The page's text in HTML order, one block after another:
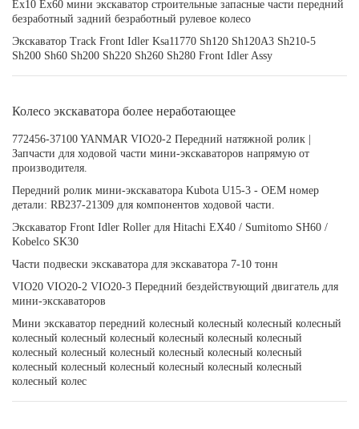
Ex10 Ex60 мини экскаватор строительные запасные части передний
безработный задний безработный рулевое колесо
Экскаватор Track Front Idler Ksa11770 Sh120 Sh120A3 Sh210-5
Sh200 Sh60 Sh200 Sh220 Sh260 Sh280 Front Idler Assy
Колесо экскаватора более неработающее
772456-37100 YANMAR VIO20-2 Передний натяжной ролик |
Запчасти для ходовой части мини-экскаваторов напрямую от
производителя.
Передний ролик мини-экскаватора Kubota U15-3 - OEM номер
детали: RB237-21309 для компонентов ходовой части.
Экскаватор Front Idler Roller для Hitachi EX40 / Sumitomo SH60 /
Kobelco SK30
Части подвески экскаватора для экскаватора 7-10 тонн
VIO20 VIO20-2 VIO20-3 Передний бездействующий двигатель для
мини-экскаваторов
Мини экскаватор передний колесный колесный колесный колесный
колесный колесный колесный колесный колесный колесный
колесный колесный колесный колесный колесный колесный
колесный колесный колесный колесный колесный колесный
колесный колес